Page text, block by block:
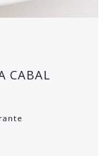
CABAL